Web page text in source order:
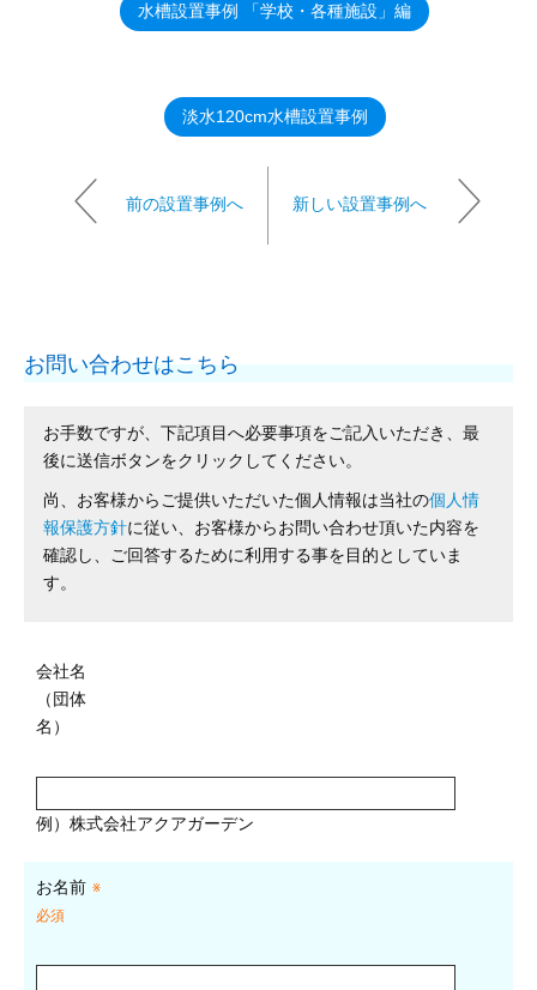
水槽設置事例 「学校・各種施設」編
淡水120cm水槽設置事例
前の設置事例へ 新しい設置事例へ
お問い合わせはこちら
お手数ですが、下記項目へ必要事項をご記入いただき、最
後に送信ボタンをクリックしてください。
尚、お客様からご提供いただいた個人情報は当社の個人情
報保護方針に従い、お客様からお問い合わせ頂いた内容を
確認し、ご回答するために利用する事を目的としていま
す。
会社名
（団体
名）
例）株式会社アクアガーデン
お名前 ※
必須